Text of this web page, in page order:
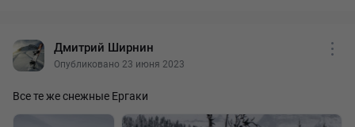
Дмитрий Ширнин
Опубликовано 23 июня 2023
Все те же снежные Ергаки